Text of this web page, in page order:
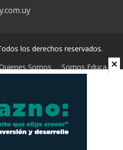
los derechos reservados.
Somos Somos Educa